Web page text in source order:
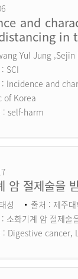
and
in
Yul Jung
SCI
: Incidence and
of Korea
: self-harm
암 절제술을
성 출처 : 제주
소화기계 암 절제술
: Digestive cancer,